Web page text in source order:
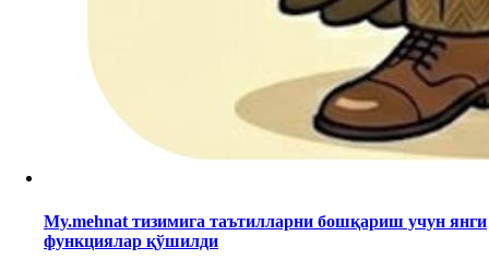
My.mehnat тизимига таътилларни бошқариш учун янги
функциялар қўшилди